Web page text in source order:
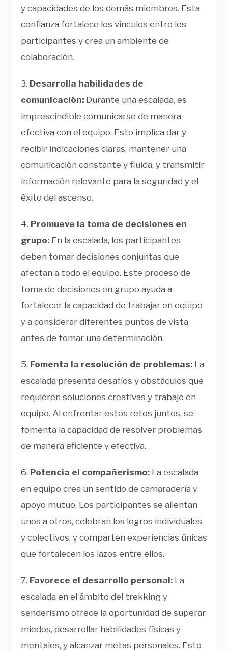
y capacidades de los demás miembros. Esta
confianza fortalece los vínculos entre los
participantes y crea un ambiente de
colaboración.
3. Desarrolla habilidades de
comunicación: Durante una escalada, es
imprescindible comunicarse de manera
efectiva con el equipo. Esto implica dar y
recibir indicaciones claras, mantener una
comunicación constante y fluida, y transmitir
información relevante para la seguridad y el
éxito del ascenso.
4. Promueve la toma de decisiones en
grupo: En la escalada, los participantes
deben tomar decisiones conjuntas que
afectan a todo el equipo. Este proceso de
toma de decisiones en grupo ayuda a
fortalecer la capacidad de trabajar en equipo
y a considerar diferentes puntos de vista
antes de tomar una determinación.
5. Fomenta la resolución de problemas: La
escalada presenta desafíos y obstáculos que
requieren soluciones creativas y trabajo en
equipo. Al enfrentar estos retos juntos, se
fomenta la capacidad de resolver problemas
de manera eficiente y efectiva.
6. Potencia el compañerismo: La escalada
en equipo crea un sentido de camaradería y
apoyo mutuo. Los participantes se alientan
unos a otros, celebran los logros individuales
y colectivos, y comparten experiencias únicas
que fortalecen los lazos entre ellos.
7. Favorece el desarrollo personal: La
escalada en el ámbito del trekking y
senderismo ofrece la oportunidad de superar
miedos, desarrollar habilidades físicas y
mentales, y alcanzar metas personales. Esto